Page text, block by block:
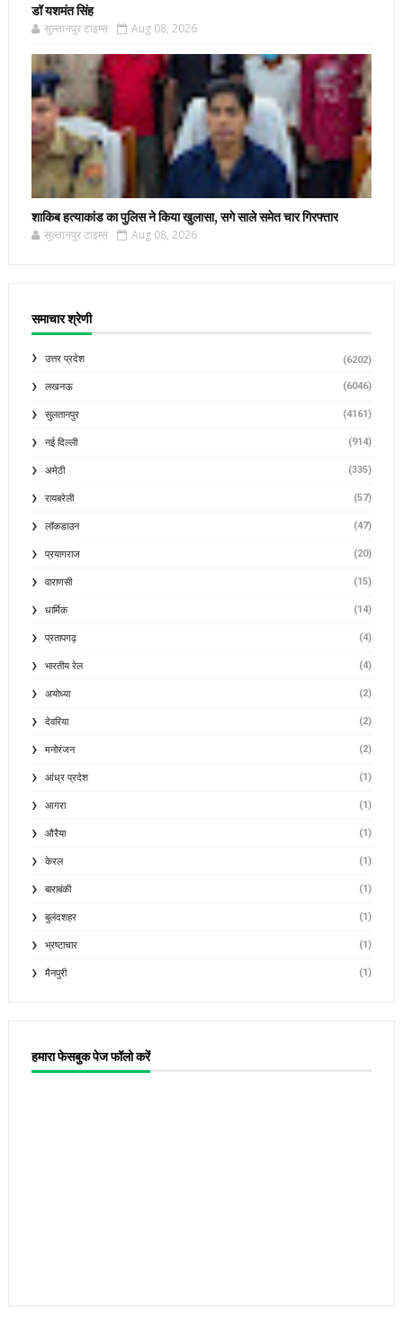
डॉ यशमंत सिंह
सुल्तानपुर टाइम्स Aug 08, 2026
शाकिब हत्याकांड का पुलिस ने किया खुलासा, सगे साले समेत चार गिरफ्तार
सुल्तानपुर टाइम्स Aug 08, 2026
समाचार श्रेणी
उत्तर प्रदेश (6202)
लखनऊ (6046)
सुलतानपुर (4161)
नई दिल्ली (914)
अमेठी (335)
रायबरेली (57)
लॉकडाउन (47)
प्रयागराज (20)
वाराणसी (15)
धार्मिक (14)
प्रतापगढ़ (4)
भारतीय रेल (4)
अयोध्या (2)
देवरिया (2)
मनोरंजन (2)
आंध्र प्रदेश (1)
आगरा (1)
औरैया (1)
केरल (1)
बाराबंकी (1)
बुलंदशहर (1)
भ्रष्टाचार (1)
मैनपुरी (1)
हमारा फेसबुक पेज फॉलो करें